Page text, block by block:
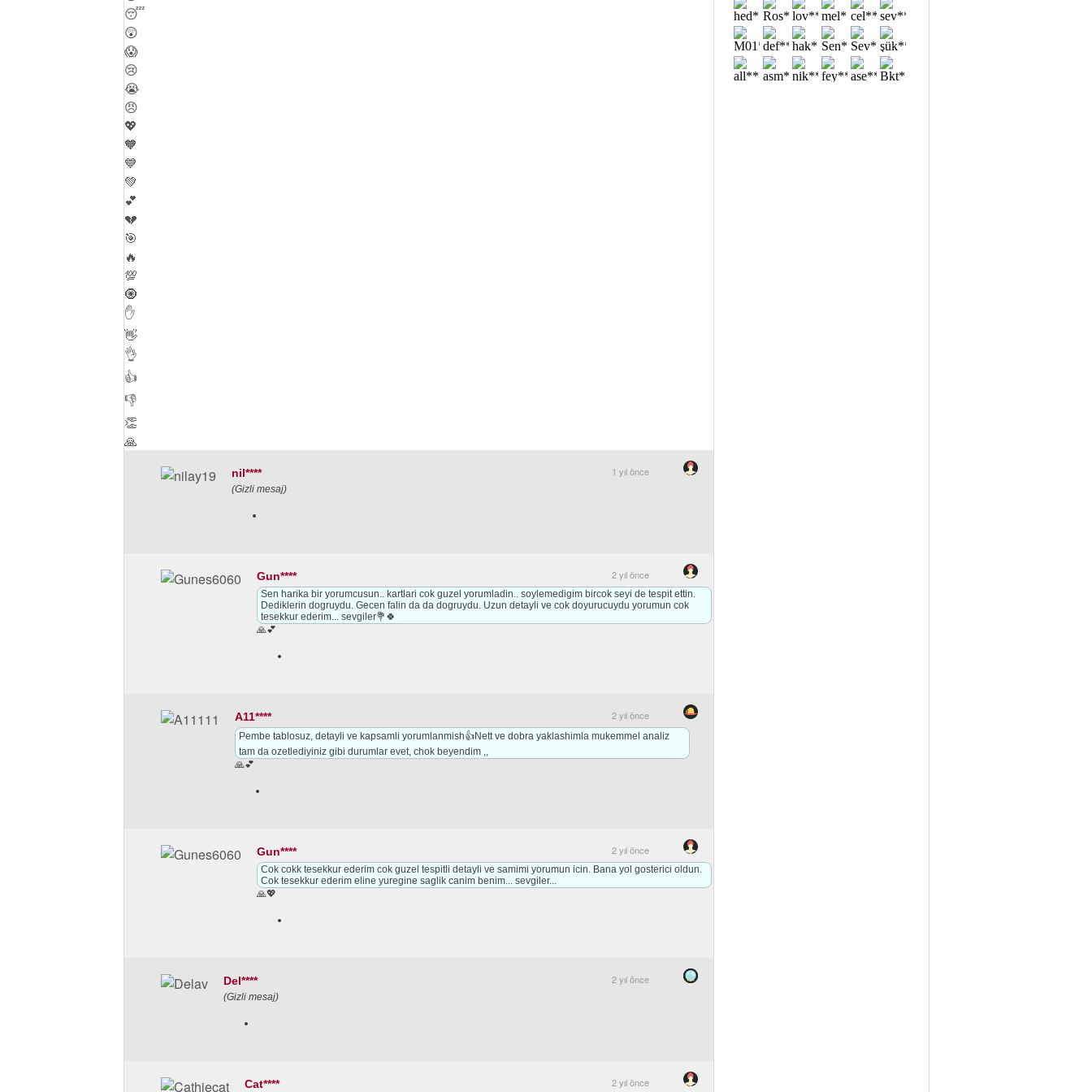
😴
😲
😱
😢
😭
😠
💖
🧡
💙
💚
💕
💔
🎯
🔥
💯
🧿
✋
👋
👌
👍
👎
👏
🙏
1 yıl önce
nil****
(Gizli mesaj)
2 yıl önce
Gun****
Sen harika bir yorumcusun.. kartlari cok guzel yorumladin.. soylemedigim bircok seyi de tespit ettin.
Dediklerin dogruydu. Gecen falin da da dogruydu. Uzun detayli ve cok doyurucuydu yorumun cok
tesekkur ederim... sevgiler💐🍀
🙏💕
2 yıl önce
A11****
Pembe tablosuz, detayli ve kapsamli yorumlanmish👍Nett ve dobra yaklashimla mukemmel analiz
tam da ozetlediyiniz gibi durumlar evet, chok beyendim ,,
🙏💕
2 yıl önce
Gun****
Cok cokk tesekkur ederim cok guzel tespitli detayli ve samimi yorumun icin. Bana yol gosterici oldun.
Cok tesekkur ederim eline yuregine saglik canim benim... sevgiler...
🙏💖
2 yıl önce
Del****
(Gizli mesaj)
2 yıl önce
Cat****